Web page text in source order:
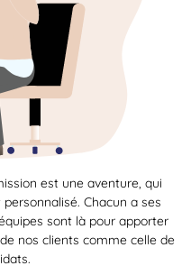
est une aventure, qui
Chacun a ses
sont là pour apporter
nos clients comme celle de